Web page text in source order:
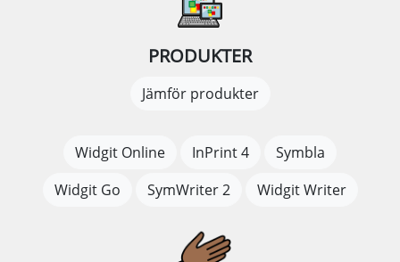
PRODUKTER
Jämför produkter
Widgit Online InPrint 4
Symbla
Widgit Go
SymWriter 2 Widgit Writer